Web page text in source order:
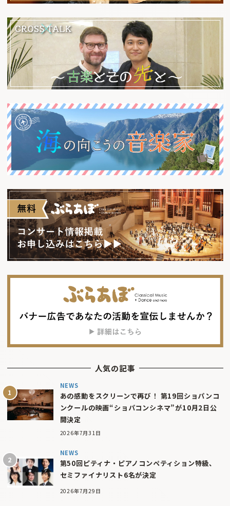
人気の記事
NEWS
あの感動をスクリーンで再び！ 第19回ショパンコ
ンクールの映画“ショパコンシネマ”が10月2日公
開決定
2026年7月31日
NEWS
第50回ピティナ・ピアノコンペティション特級、
セミファイナリスト6名が決定
2026年7月29日